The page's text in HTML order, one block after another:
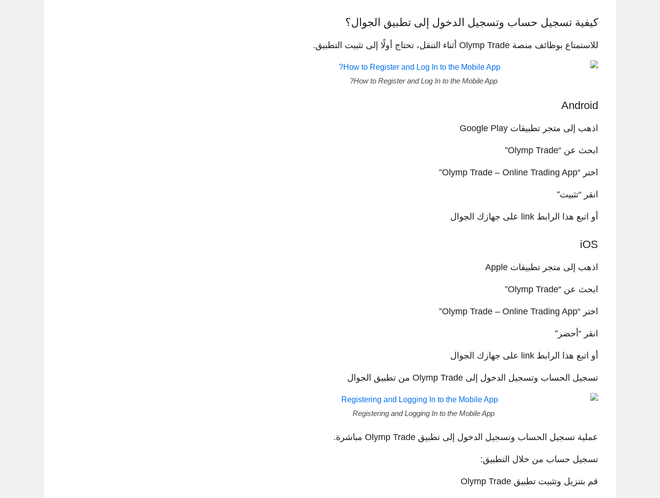
كيفية تسجيل حساب وتسجيل الدخول إلى تطبيق الجوال؟
للاستمتاع بوظائف منصة Olymp Trade أثناء التنقل، تحتاج أولًا إلى تثبيت التطبيق.
How to Register and Log In to the Mobile App?
Android
اذهب إلى متجر تطبيقات Google Play
ابحث عن “Olymp Trade”
اختر “Olymp Trade – Online Trading App”
انقر “تثبيت”
أو اتبع هذا الرابط link على جهازك الجوال
iOS
اذهب إلى متجر تطبيقات Apple
ابحث عن “Olymp Trade”
اختر “Olymp Trade – Online Trading App”
انقر “أحضر”
أو اتبع هذا الرابط link على جهازك الجوال
تسجيل الحساب وتسجيل الدخول إلى Olymp Trade من تطبيق الجوال
Registering and Logging In to the Mobile App
عملية تسجيل الحساب وتسجيل الدخول إلى تطبيق Olymp Trade مباشرة.
تسجيل حساب من خلال التطبيق:
قم بتنزيل وتثبيت تطبيق Olymp Trade